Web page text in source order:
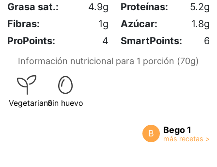
Grasa sat.:
4.9g Proteínas:
5.2g
Fibras:
1g Azúcar:
1.8g
ProPoints:
4 SmartPoints: 6
Información nutricional para 1 porción (70g)
VegetarianoSin huevo
B Bego 1